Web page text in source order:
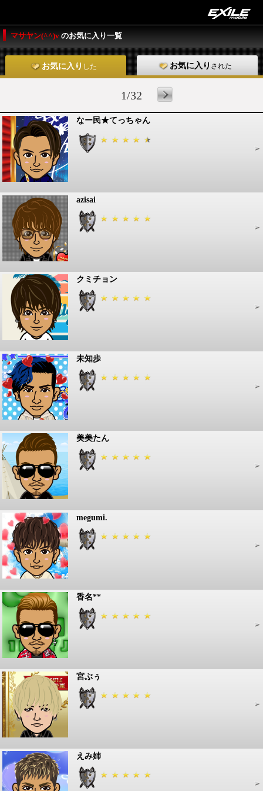
マサヤン(^^)v のお気に入り一覧
お気に入り した お気に入り された
1/32
なー民★てっちゃん
azisai
クミチョン
未知歩
美美たん
megumi.
香名**
宮ぶぅ
えみ姉